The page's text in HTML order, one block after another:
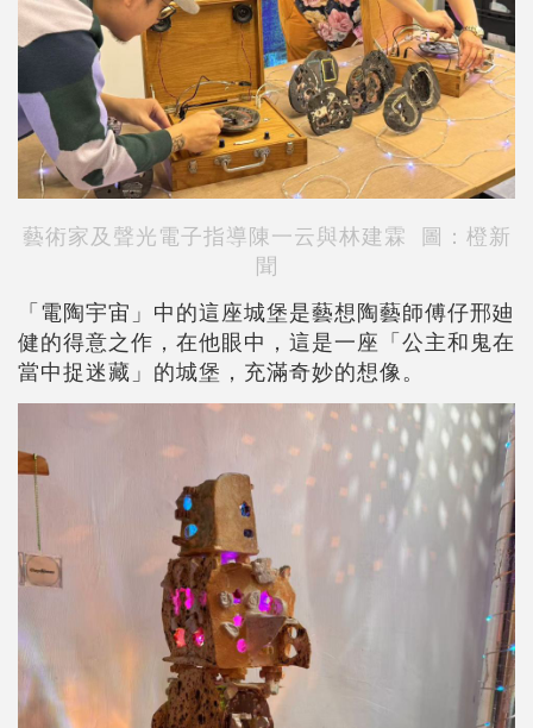
藝術家及聲光電子指導陳一云與林建霖 圖：橙新
聞
「電陶宇宙」中的這座城堡是藝想陶藝師傅仔邢廸
健的得意之作，在他眼中，這是一座「公主和鬼在
當中捉迷藏」的城堡，充滿奇妙的想像。